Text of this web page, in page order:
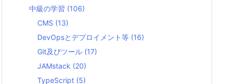
中級の学習 (106)
CMS (13)
DevOpsとデプロイメント等 (16)
Git及びツール (17)
JAMstack (20)
TypeScript (5)